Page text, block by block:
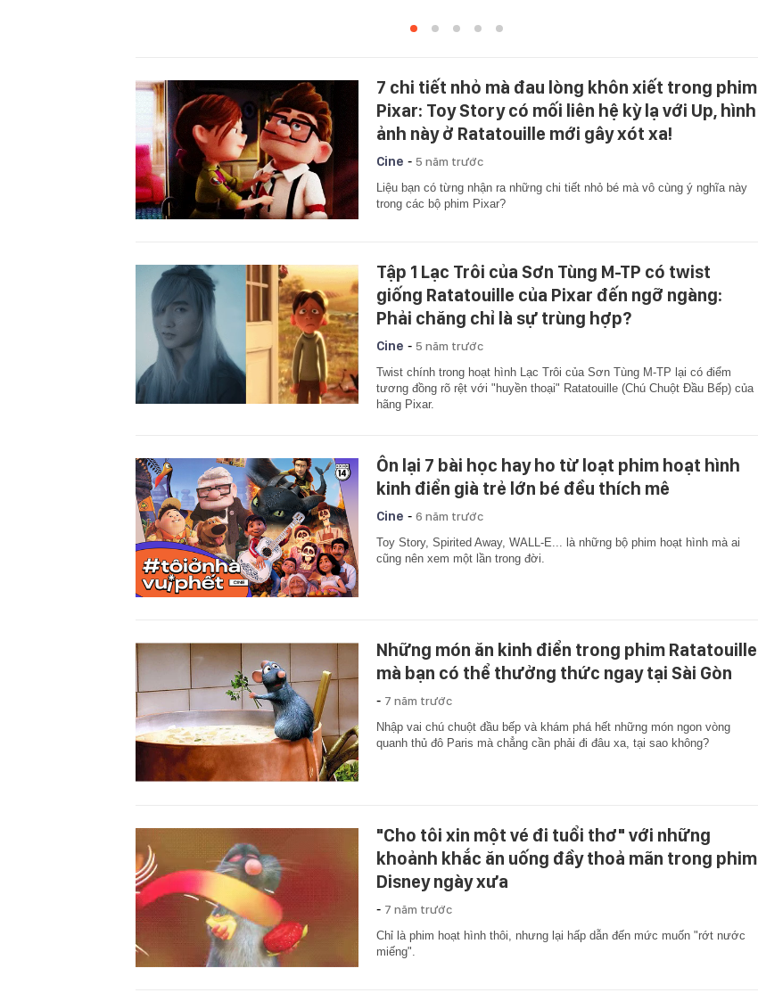
7 chi tiết nhỏ mà đau lòng khôn xiết trong phim
Pixar: Toy Story có mối liên hệ kỳ lạ với Up, hình
ảnh này ở Ratatouille mới gây xót xa!
Cine - 5 năm trước
Liệu bạn có từng nhận ra những chi tiết nhỏ bé mà vô cùng ý nghĩa này
trong các bộ phim Pixar?
Tập 1 Lạc Trôi của Sơn Tùng M-TP có twist
giống Ratatouille của Pixar đến ngỡ ngàng:
Phải chăng chỉ là sự trùng hợp?
Cine - 5 năm trước
Twist chính trong hoạt hình Lạc Trôi của Sơn Tùng M-TP lại có điểm
tương đồng rõ rệt với "huyền thoại" Ratatouille (Chú Chuột Đầu Bếp) của
hãng Pixar.
Ôn lại 7 bài học hay ho từ loạt phim hoạt hình
kinh điển già trẻ lớn bé đều thích mê
Cine - 6 năm trước
Toy Story, Spirited Away, WALL-E... là những bộ phim hoạt hình mà ai
cũng nên xem một lần trong đời.
Những món ăn kinh điển trong phim Ratatouille
mà bạn có thể thưởng thức ngay tại Sài Gòn
- 7 năm trước
Nhập vai chú chuột đầu bếp và khám phá hết những món ngon vòng
quanh thủ đô Paris mà chẳng cần phải đi đâu xa, tại sao không?
"Cho tôi xin một vé đi tuổi thơ" với những
khoảnh khắc ăn uống đầy thoả mãn trong phim
Disney ngày xưa
- 7 năm trước
Chỉ là phim hoạt hình thôi, nhưng lại hấp dẫn đến mức muốn "rớt nước
miếng".